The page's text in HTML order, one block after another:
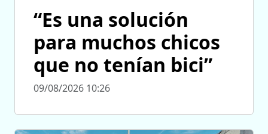
“Es una solución
para muchos chicos
que no tenían bici”
09/08/2026 10:26